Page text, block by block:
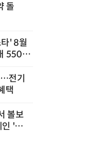
돌
' 8월
550만
전기
택
볼보
'우